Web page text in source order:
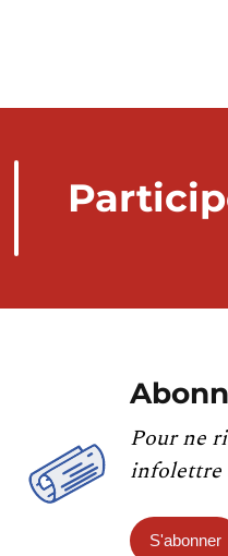
Pour ne
infolettre
S'abonner